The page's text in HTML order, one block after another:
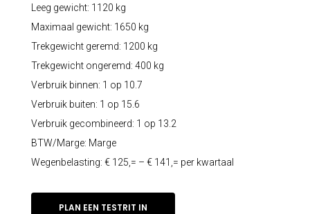
Leeg gewicht: 1120 kg
Maximaal gewicht: 1650 kg
Trekgewicht geremd: 1200 kg
Trekgewicht ongeremd: 400 kg
Verbruik binnen: 1 op 10.7
Verbruik buiten: 1 op 15.6
Verbruik gecombineerd: 1 op 13.2
BTW/Marge: Marge
Wegenbelasting: € 125,= – € 141,= per kwartaal
PLAN EEN TESTRIT IN